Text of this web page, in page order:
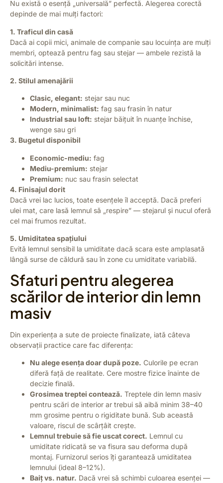
Nu există o esență „universală” perfectă. Alegerea corectă
depinde de mai mulți factori:
1. Traficul din casă
Dacă ai copii mici, animale de companie sau locuința are mulți
membri, optează pentru fag sau stejar — ambele rezistă la
solicitări intense.
2. Stilul amenajării
Clasic, elegant: stejar sau nuc
Modern, minimalist: fag sau frasin în natur
Industrial sau loft: stejar băițuit în nuanțe închise,
wenge sau gri
3. Bugetul disponibil
Economic-mediu: fag
Mediu-premium: stejar
Premium: nuc sau frasin selectat
4. Finisajul dorit
Dacă vrei lac lucios, toate esențele îl acceptă. Dacă preferi
ulei mat, care lasă lemnul să „respire” — stejarul și nucul oferă
cel mai frumos rezultat.
5. Umiditatea spațiului
Evită lemnul sensibil la umiditate dacă scara este amplasată
lângă surse de căldură sau în zone cu umiditate variabilă.
Sfaturi pentru alegerea
scărilor de interior din lemn
masiv
Din experiența a sute de proiecte finalizate, iată câteva
observații practice care fac diferența:
Nu alege esența doar după poze. Culorile pe ecran
diferă față de realitate. Cere mostre fizice înainte de
decizie finală.
Grosimea treptei contează. Treptele din lemn masiv
pentru scări de interior ar trebui să aibă minim 38–40
mm grosime pentru o rigiditate bună. Sub această
valoare, riscul de scârțâit crește.
Lemnul trebuie să fie uscat corect. Lemnul cu
umiditate ridicată se va fisura sau deforma după
montaj. Furnizorul serios îți garantează umiditatea
lemnului (ideal 8–12%).
Baiț vs. natur. Dacă vrei să schimbi culoarea esenței —